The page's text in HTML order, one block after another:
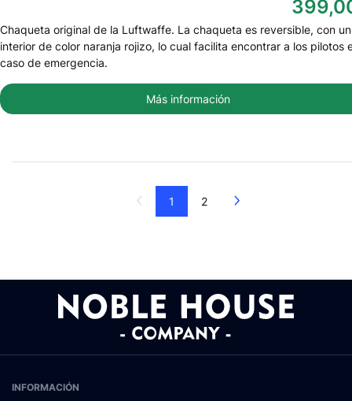
Chaqueta original de la Luftwaffe. La chaqueta es reversible, con un
interior de color naranja rojizo, lo cual facilita encontrar a los pilotos
caso de emergencia.
Más información
1 2 Siguiente
INFORMACIÓN